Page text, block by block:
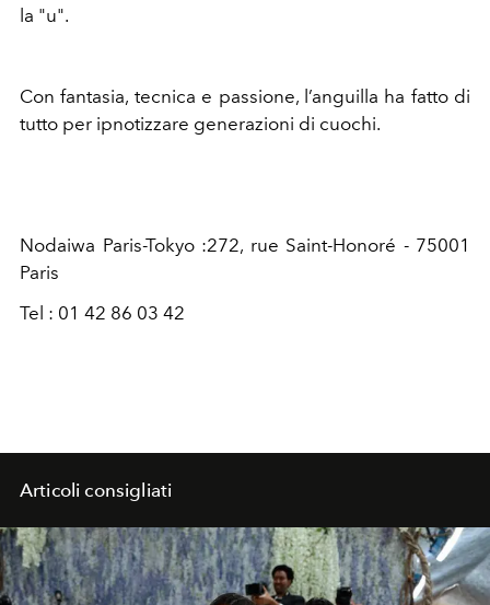
la "u".
Con fantasia, tecnica e passione, l’anguilla ha fatto di
tutto per ipnotizzare generazioni di cuochi.
Nodaiwa Paris-Tokyo :272, rue Saint-Honoré - 75001
Paris
Tel : 01 42 86 03 42
Articoli consigliati